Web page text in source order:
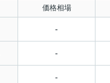
価格相場
-
-
-